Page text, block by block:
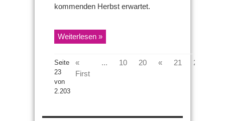
kommenden Herbst erwartet.
Weiterlesen »
Seite
23
von
2.203
«
First
... 10 20 « 21 22